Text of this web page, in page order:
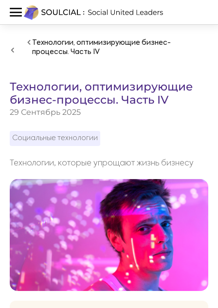
Технологии, оптимизирующие бизнес-
процессы. Часть IV
Технологии, оптимизирующие
бизнес-процессы. Часть IV
29 Сентябрь 2025
Социальные технологии
Технологии, которые упрощают жизнь бизнесу